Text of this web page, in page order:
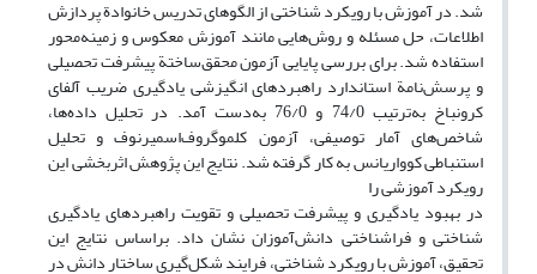
شد. در آموزش با رویکرد شناختی از الگوهای تدریس خانوادة پردازش
اطلاعات، حل مسئله و روش‌هایی مانند آموزش معکوس و زمینه‌محور
استفاده شد. برای بررسی پایایی آزمون محقق‌ساختة پیشرفت تحصیلی
و پرسش‌نامة استاندارد راهبردهای انگیزشی یادگیری ضریب آلفای
کرونباخ به‌ترتیب 74/0 و 76/0 به‌‌دست آمد. در تحلیل داده‌ها،
شاخص‌های آمار توصیفی، آزمون کلموگروف‌اسمیرنوف و تحلیل
استنباطی کوواریانس به کار گرفته شد. نتایج این پژوهش اثربخشی این
رویکرد آموزشی را
در بهبود یادگیری و پیشرفت تحصیلی و تقویت راهبردهای یادگیری
شناختی و فراشناختی دانش‌آموزان نشان داد. براساس نتایج این
تحقیق، آموزش با رویکرد شناختی، فرایند شکل‌گیری ساختار دانش در